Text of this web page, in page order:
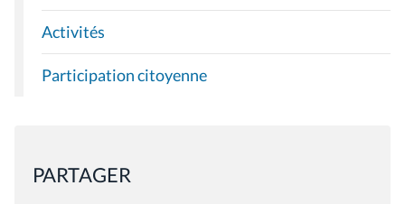
Activités
Participation citoyenne
PARTAGER